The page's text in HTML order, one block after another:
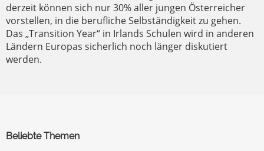
derzeit können sich nur 30% aller jungen Österreicher
vorstellen, in die berufliche Selbständigkeit zu gehen.
Das „Transition Year“ in Irlands Schulen wird in anderen
Ländern Europas sicherlich noch länger diskutiert
werden.
Beliebte Themen